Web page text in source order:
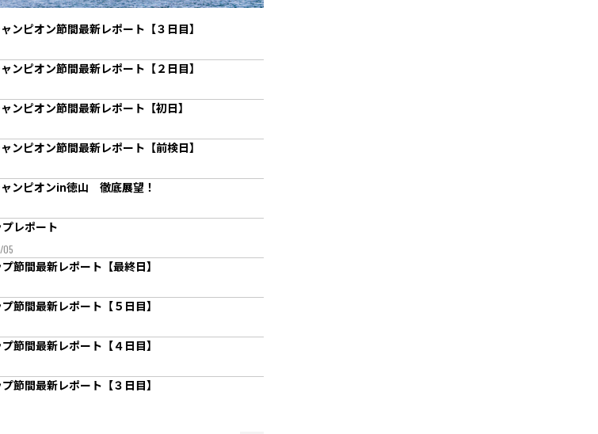
ンピオン節間最新レポート【３日目】
ンピオン節間最新レポート【２日目】
ンピオン節間最新レポート【初日】
ンピオン節間最新レポート【前検日】
ンピオンin徳山 徹底展望！
レポート
節間最新レポート【最終日】
節間最新レポート【５日目】
節間最新レポート【４日目】
節間最新レポート【３日目】